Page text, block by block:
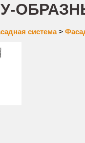
система>